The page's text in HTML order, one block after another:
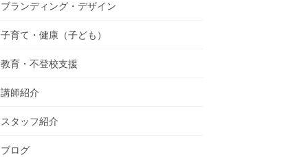
ブランディング・デザイン
子育て・健康（子ども）
教育・不登校支援
講師紹介
スタッフ紹介
ブログ